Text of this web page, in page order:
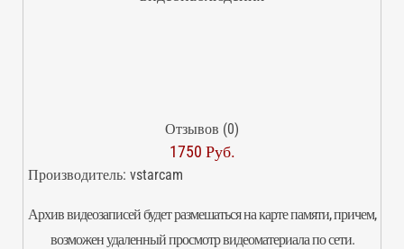
Отзывов (0)
1750 Руб.
Производитель: vstarcam
Архив видеозаписей будет размешаться на карте памяти, причем,
возможен удаленный просмотр видеоматериала по сети.